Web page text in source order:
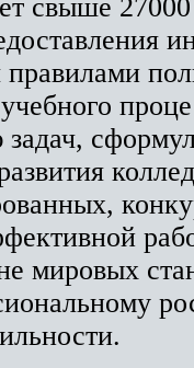
свыше
мировых